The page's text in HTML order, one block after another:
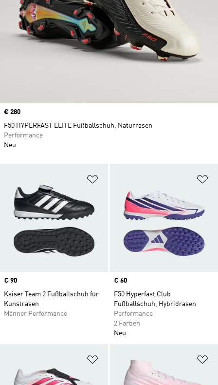
Price
€ 90
Kaiser Team 2 Fußballschuh für
Kunstrasen
Männer Performance
Price
€ 60
F50 Hyperfast Club
Fußballschuh, Hybridrasen
Performance
2 Farben
Neu
Price
€ 280
F50 HYPERFAST ELITE Fußballschuh, Naturrasen
Performance
Neu